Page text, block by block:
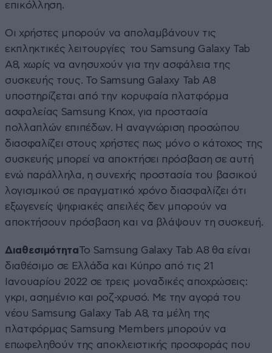
επικόλληση.
Οι χρήστες μπορούν να απολαμβάνουν τις
εκπληκτικές λειτουργίες του Samsung Galaxy Tab
A8, χωρίς να ανησυχούν για την ασφάλεια της
συσκευής τους. Το Samsung Galaxy Tab A8
υποστηρίζεται από την κορυφαία πλατφόρμα
ασφαλείας Samsung Knox, για προστασία
πολλαπλών επιπέδων. Η αναγνώριση προσώπου
διασφαλίζει στους χρήστες πως μόνο ο κάτοχος της
συσκευής μπορεί να αποκτήσει πρόσβαση σε αυτή
ενώ παράλληλα, η συνεχής προστασία του βασικού
λογισμικού σε πραγματικό χρόνο διασφαλίζει ότι
εξωγενείς ψηφιακές απειλές δεν μπορούν να
αποκτήσουν πρόσβαση και να βλάψουν τη συσκευή.
ΔιαθεσιμότηταΤο Samsung Galaxy Tab A8 θα είναι
διαθέσιμο σε Ελλάδα και Κύπρο από τις 21
Ιανουαρίου 2022 σε τρεις μοναδικές αποχρώσεις:
γκρι, ασημένιο και ροζ-χρυσό. Με την αγορά του
νέου Samsung Galaxy Tab A8, τα μέλη της
πλατφόρμας Samsung Members μπορούν να
επωφεληθούν της αποκλειστικής προσφοράς που